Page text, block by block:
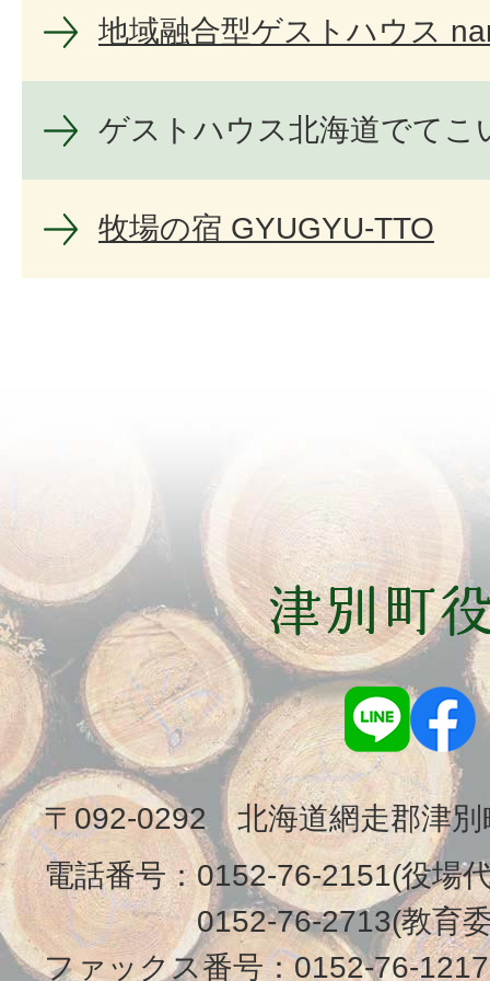
地域融合型ゲストハウス
ゲストハウス北海道でてこ
牧場の宿 GYUGYU-TTO
〒092-0292 北海道網走郡津別
電話番号：0152-76-2151(役場
0152-76-2713(教育
ファックス番号：0152-76-1217